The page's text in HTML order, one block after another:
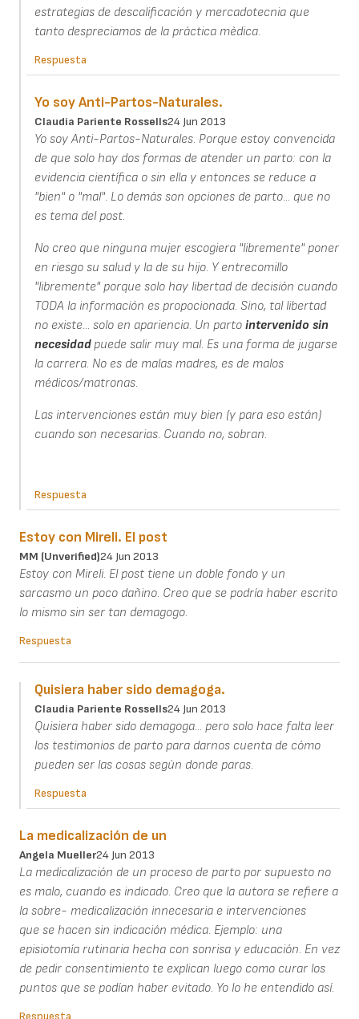
estrategias de descalificación y mercadotecnia que
tanto despreciamos de la práctica mèdica.
Respuesta
Yo soy Anti-Partos-Naturales.
Claudia Pariente Rossells24 Jun 2013
Yo soy Anti-Partos-Naturales. Porque estoy convencida
de que solo hay dos formas de atender un parto: con la
evidencia científica o sin ella y entonces se reduce a
"bien" o "mal". Lo demás son opciones de parto... que no
es tema del post.
No creo que ninguna mujer escogiera "libremente" poner
en riesgo su salud y la de su hijo. Y entrecomillo
"libremente" porque solo hay libertad de decisión cuando
TODA la información es propocionada. Sino, tal libertad
no existe... solo en apariencia. Un parto intervenido sin
necesidadpuede salir muy mal. Es una forma de jugarse
la carrera. No es de malas madres, es de malos
médicos/matronas.
Las intervenciones están muy bien (y para eso están)
cuando son necesarias. Cuando no, sobran.
Respuesta
Estoy con Mireli. El post
MM (unverified)24 Jun 2013
Estoy con Mireli. El post tiene un doble fondo y un
sarcasmo un poco dañino. Creo que se podría haber escrito
lo mismo sin ser tan demagogo.
Respuesta
Quisiera haber sido demagoga.
Claudia Pariente Rossells24 Jun 2013
Quisiera haber sido demagoga... pero solo hace falta leer
los testimonios de parto para darnos cuenta de cómo
pueden ser las cosas según donde paras.
Respuesta
La medicalización de un
Angela Mueller24 Jun 2013
La medicalización de un proceso de parto por supuesto no
es malo, cuando es indicado. Creo que la autora se refiere a
la sobre- medicalización innecesaria e intervenciones
que se hacen sin indicación médica. Ejemplo: una
episiotomía rutinaria hecha con sonrisa y educación. En vez
de pedir consentimiento te explican luego como curar los
puntos que se podían haber evitado. Yo lo he entendido así.